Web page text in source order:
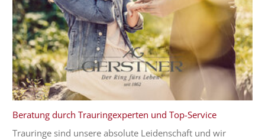
Beratung durch Trauringexperten und Top-Service
Trauringe sind unsere absolute Leidenschaft und wir